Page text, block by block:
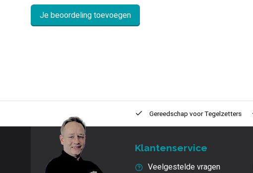
Je beoordeling toevoegen
Innovatie Gereedschap voorTegelzetters
Klantenservice
Veelgestelde vragen